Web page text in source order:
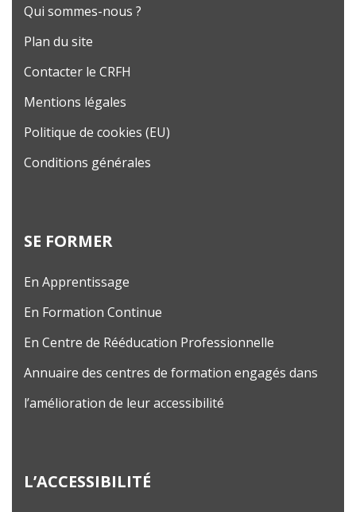
Qui sommes-nous ?
Plan du site
Contacter le CRFH
Mentions légales
Politique de cookies (EU)
Conditions générales
SE FORMER
En Apprentissage
En Formation Continue
En Centre de Rééducation Professionnelle
Annuaire des centres de formation engagés dans
l’amélioration de leur accessibilité
L’ACCESSIBILITÉ